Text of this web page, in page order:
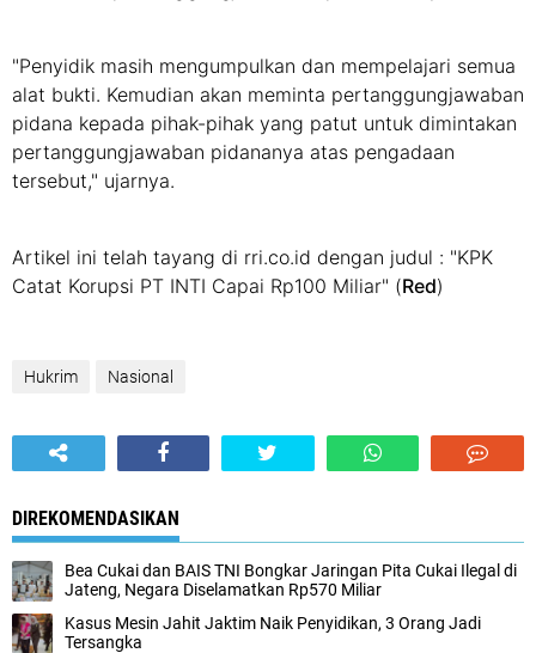
"Penyidik masih mengumpulkan dan mempelajari semua
alat bukti. Kemudian akan meminta pertanggungjawaban
pidana kepada pihak-pihak yang patut untuk dimintakan
pertanggungjawaban pidananya atas pengadaan
tersebut," ujarnya.
Artikel ini telah tayang di rri.co.id dengan judul : "KPK
Catat Korupsi PT INTI Capai Rp100 Miliar" (Red)
Hukrim Nasional
DIREKOMENDASIKAN
‎Bea Cukai dan BAIS TNI Bongkar Jaringan Pita Cukai Ilegal di
Jateng, Negara Diselamatkan Rp570 Miliar‎
Kasus Mesin Jahit Jaktim Naik Penyidikan, 3 Orang Jadi
Tersangka